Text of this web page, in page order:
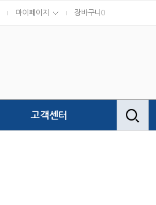
마이페이지 장바구니0
고객센터